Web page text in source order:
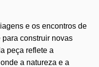
e os encontros de
construir novas
peça reflete a
a natureza e a